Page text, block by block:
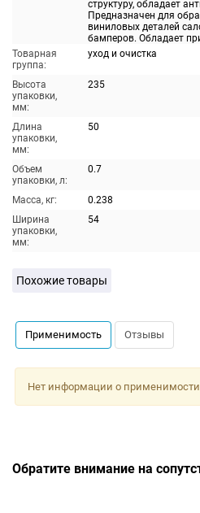
структуру, обладает
Предназначен для
виниловых деталей
бамперов. Обладает
Товарная
группа:
уход и очистка
Высота
упаковки,
мм:
235
Длина
упаковки,
мм:
50
Объем
упаковки, л:
0.7
Масса, кг:
0.238
Ширина
упаковки,
мм:
54
Похожие товары
Применимость Отзывы
Нет информации о применимости
Обратите внимание на